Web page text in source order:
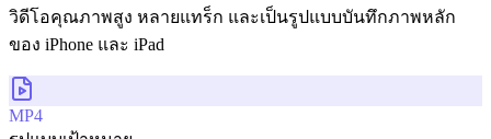
วิดีโอคุณภาพสูง หลายแทร็ก และเป็นรูปแบบบันทึกภาพหลัก
ของ iPhone และ iPad
MP4